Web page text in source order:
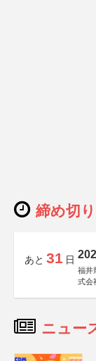
締め切
あと 31 日
福井
式会
ニュー